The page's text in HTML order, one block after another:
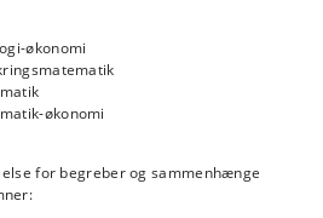
økonomi
økonomi
for begreber og sammenhænge